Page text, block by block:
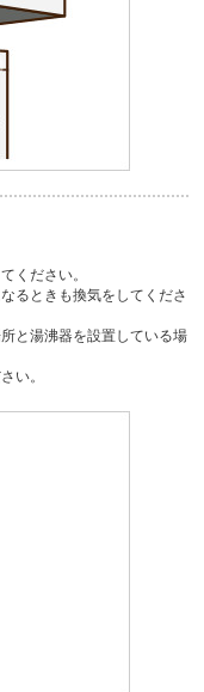
ください。
るときも換気をしてくださ
と湯沸器を設置している場
い。